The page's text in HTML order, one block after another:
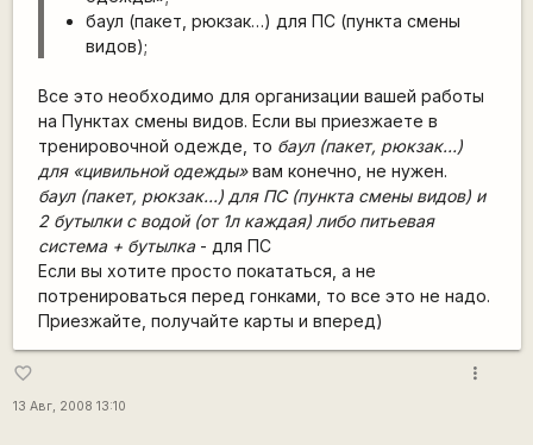
баул (пакет, рюкзак…) для ПС (пункта смены
видов);
Все это необходимо для организации вашей работы
на Пунктах смены видов. Если вы приезжаете в
тренировочной одежде, то баул (пакет, рюкзак…)
для «цивильной одежды»вам конечно, не нужен.
баул (пакет, рюкзак…) для ПС (пункта смены видов) и
2 бутылки с водой (от 1л каждая) либо питьевая
система + бутылка- для ПС
Если вы хотите просто покататься, а не
потренироваться перед гонками, то все это не надо.
Приезжайте, получайте карты и вперед)
favorite_border
13 Авг, 2008 13:10
more_vert